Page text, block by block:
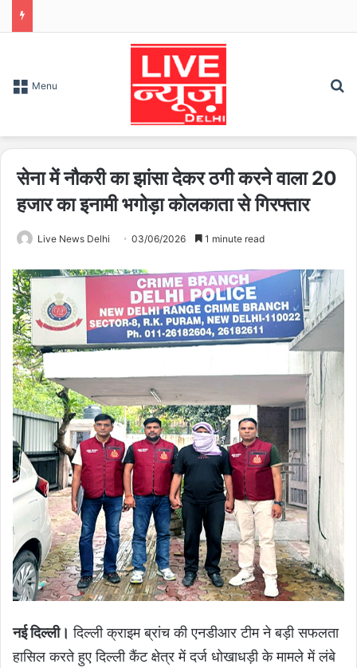
Menu
सेना में नौकरी का झांसा देकर ठगी करने वाला 20
हजार का इनामी भगोड़ा कोलकाता से गिरफ्तार
Live News Delhi 03/06/2026 1 minute read
नई दिल्ली। दिल्ली क्राइम ब्रांच की एनडीआर टीम ने बड़ी सफलता
हासिल करते हुए दिल्ली कैंट क्षेत्र में दर्ज धोखाधड़ी के मामले में लंबे